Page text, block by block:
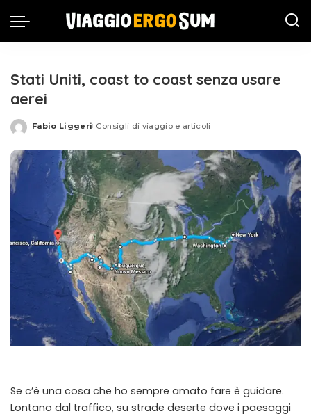
Stati Uniti, coast to coast senza usare
aerei
Posted
Fabio Liggeri Consigli di viaggio e articoli
Se c’è una cosa che ho sempre amato fare è guidare.
Lontano dal traffico, su strade deserte dove i paesaggi